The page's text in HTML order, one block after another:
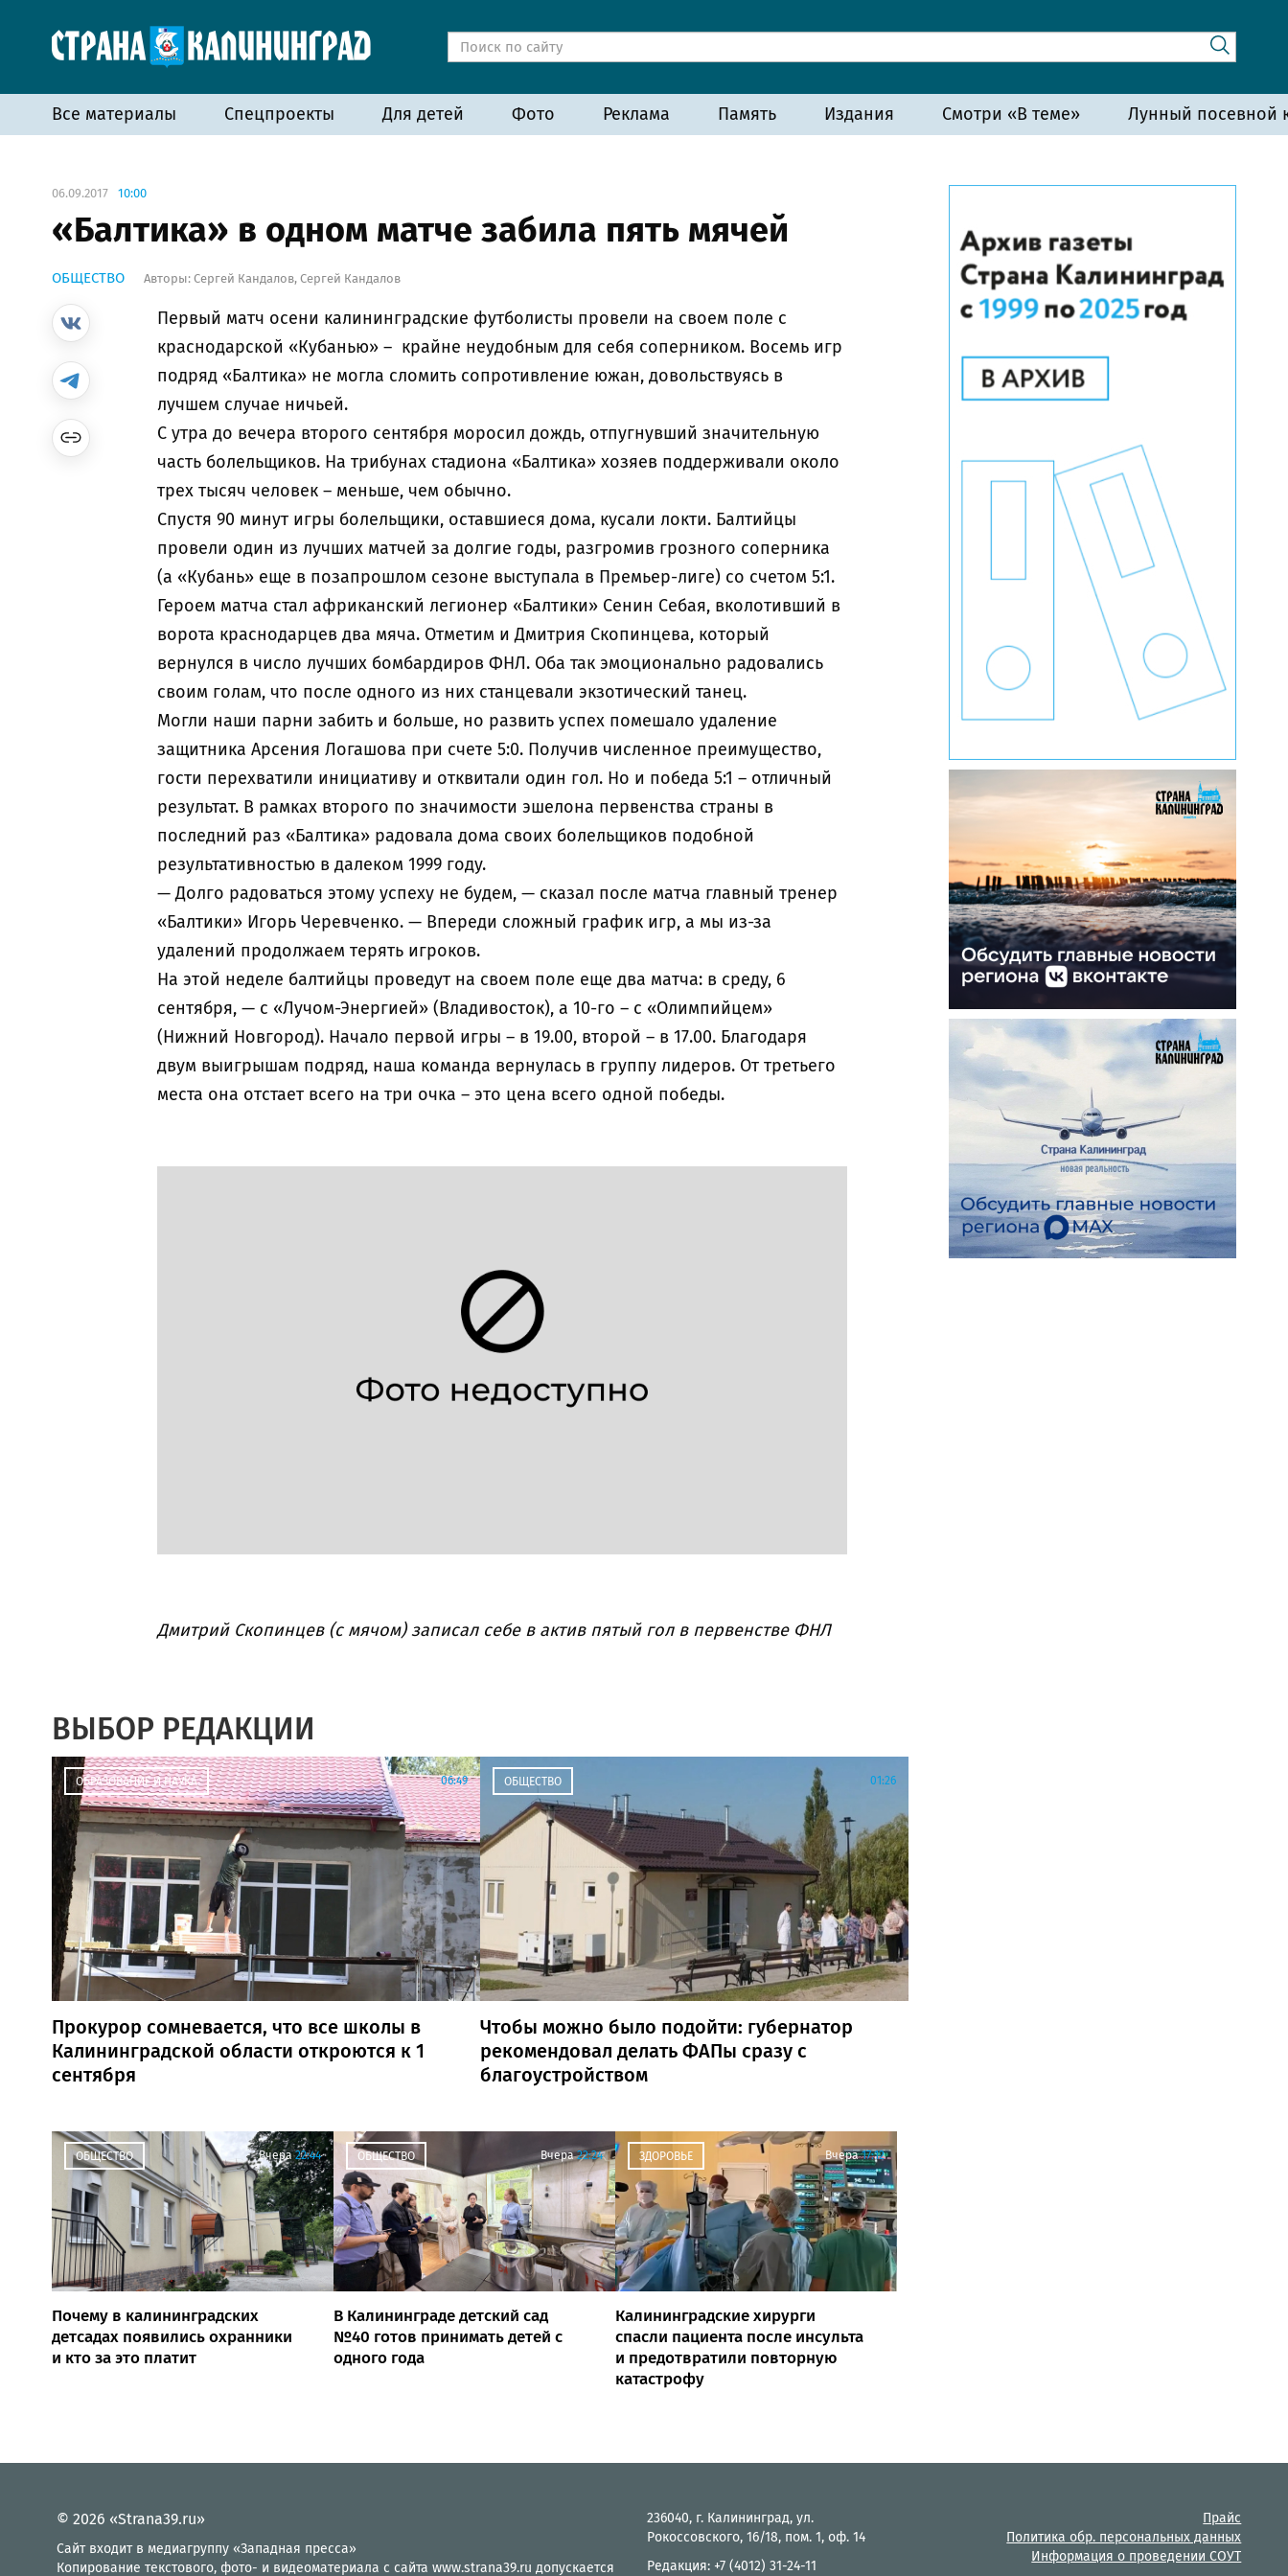
Все материалы Спецпроекты Для детей Фото Реклама Память Издания Смотри «В теме» Лунный посевной
06.09.2017 10:00
«Балтика» в одном матче забила пять мячей
ОБЩЕСТВО Авторы: Сергей Кандалов, Сергей Кандалов
Первый матч осени калининградские футболисты провели на своем поле с
краснодарской «Кубанью» – крайне неудобным для себя соперником. Восемь игр
подряд «Балтика» не могла сломить сопротивление южан, довольствуясь в
лучшем случае ничьей.
С утра до вечера второго сентября моросил дождь, отпугнувший значительную
часть болельщиков. На трибунах стадиона «Балтика» хозяев поддерживали около
трех тысяч человек – меньше, чем обычно.
Спустя 90 минут игры болельщики, оставшиеся дома, кусали локти. Балтийцы
провели один из лучших матчей за долгие годы, разгромив грозного соперника
(а «Кубань» еще в позапрошлом сезоне выступала в Премьер-лиге) со счетом 5:1.
Героем матча стал африканский легионер «Балтики» Сенин Себая, вколотивший в
ворота краснодарцев два мяча. Отметим и Дмитрия Скопинцева, который
вернулся в число лучших бомбардиров ФНЛ. Оба так эмоционально радовались
своим голам, что после одного из них станцевали экзотический танец.
Могли наши парни забить и больше, но развить успех помешало удаление
защитника Арсения Логашова при счете 5:0. Получив численное преимущество,
гости перехватили инициативу и отквитали один гол. Но и победа 5:1 – отличный
результат. В рамках второго по значимости эшелона первенства страны в
последний раз «Балтика» радовала дома своих болельщиков подобной
результативностью в далеком 1999 году.
— Долго радоваться этому успеху не будем, — сказал после матча главный тренер
«Балтики» Игорь Черевченко. — Впереди сложный график игр, а мы из-за
удалений продолжаем терять игроков.
На этой неделе балтийцы проведут на своем поле еще два матча: в среду, 6
сентября, — с «Лучом-Энергией» (Владивосток), а 10-го – с «Олимпийцем»
(Нижний Новгород). Начало первой игры – в 19.00, второй – в 17.00. Благодаря
двум выигрышам подряд, наша команда вернулась в группу лидеров. От третьего
места она отстает всего на три очка – это цена всего одной победы.
Дмитрий Скопинцев (с мячом) записал себе в актив пятый гол в первенстве ФНЛ
ВЫБОР РЕДАКЦИИ
ОБРАЗОВАНИЕ И НАУКА 06:49
Прокурор сомневается, что все школы в
Калининградской области откроются к 1
сентября
ОБЩЕСТВО 01:26
Чтобы можно было подойти: губернатор
рекомендовал делать ФАПы сразу с
благоустройством
ОБЩЕСТВО Вчера 22:44
Почему в калининградских
детсадах появились охранники
и кто за это платит
ОБЩЕСТВО Вчера 22:24
В Калининграде детский сад
№40 готов принимать детей с
одного года
ЗДОРОВЬЕ Вчера 17:12
Калининградские хирурги
спасли пациента после инсульта
и предотвратили повторную
катастрофу
© 2026 «Strana39.ru»
Сайт входит в медиагруппу «Западная пресса»
Копирование текстового, фото- и видеоматериала с сайта www.strana39.ru допускается
236040, г. Калининград, ул.
Рокоссовского, 16/18, пом. 1, оф. 14
Редакция: +7 (4012) 31-24-11
Прайс
Политика обр. персональных данных
Информация о проведении СОУТ